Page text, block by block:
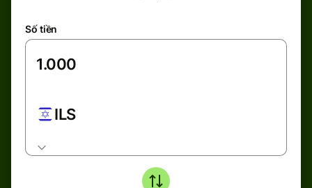
Số tiền
ILS